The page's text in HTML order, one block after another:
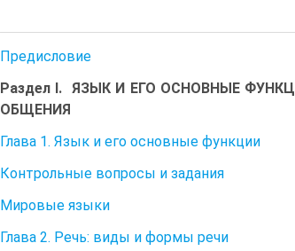
Предисловие
Раздел I. ЯЗЫК И ЕГО ОСНОВНЫЕ
ОБЩЕНИЯ
Глава 1. Язык и его основные функции
Контрольные вопросы и задания
Мировые языки
Глава 2. Речь: виды и формы речи